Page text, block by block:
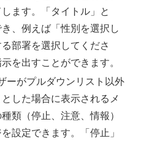
ます。「タイトル」と
、例えば「性別を選択し
部署を選択してくださ
を出すことができます。
ーがプルダウンリスト以外
した場合に表示されるメ
類（停止、注意、情報）
設定できます。「停止」